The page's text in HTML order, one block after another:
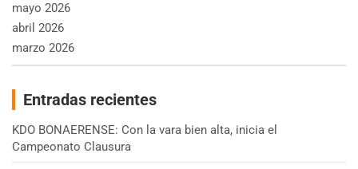
mayo 2026
abril 2026
marzo 2026
Entradas recientes
KDO BONAERENSE: Con la vara bien alta, inicia el
Campeonato Clausura